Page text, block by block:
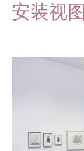
安装视图